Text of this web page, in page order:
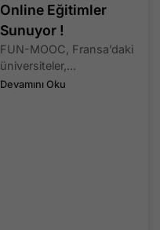
Online Eğitimler
Sunuyor !
FUN-MOOC, Fransa’daki
üniversiteler,...
Devamını Oku